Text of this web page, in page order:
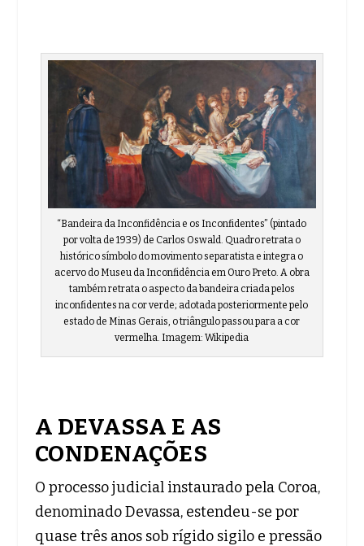
“Bandeira da Inconfidência e os Inconfidentes” (pintado
por volta de 1939) de Carlos Oswald. Quadro retrata o
histórico símbolo do movimento separatista e integra o
acervo do Museu da Inconfidência em Ouro Preto. A obra
também retrata o aspecto da bandeira criada pelos
inconfidentes na cor verde; adotada posteriormente pelo
estado de Minas Gerais, o triângulo passou para a cor
vermelha. Imagem: Wikipedia
A DEVASSA E AS
CONDENAÇÕES
O processo judicial instaurado pela Coroa,
denominado Devassa, estendeu-se por
quase três anos sob rígido sigilo e pressão